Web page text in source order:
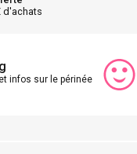
d'achats
infos sur le périnée